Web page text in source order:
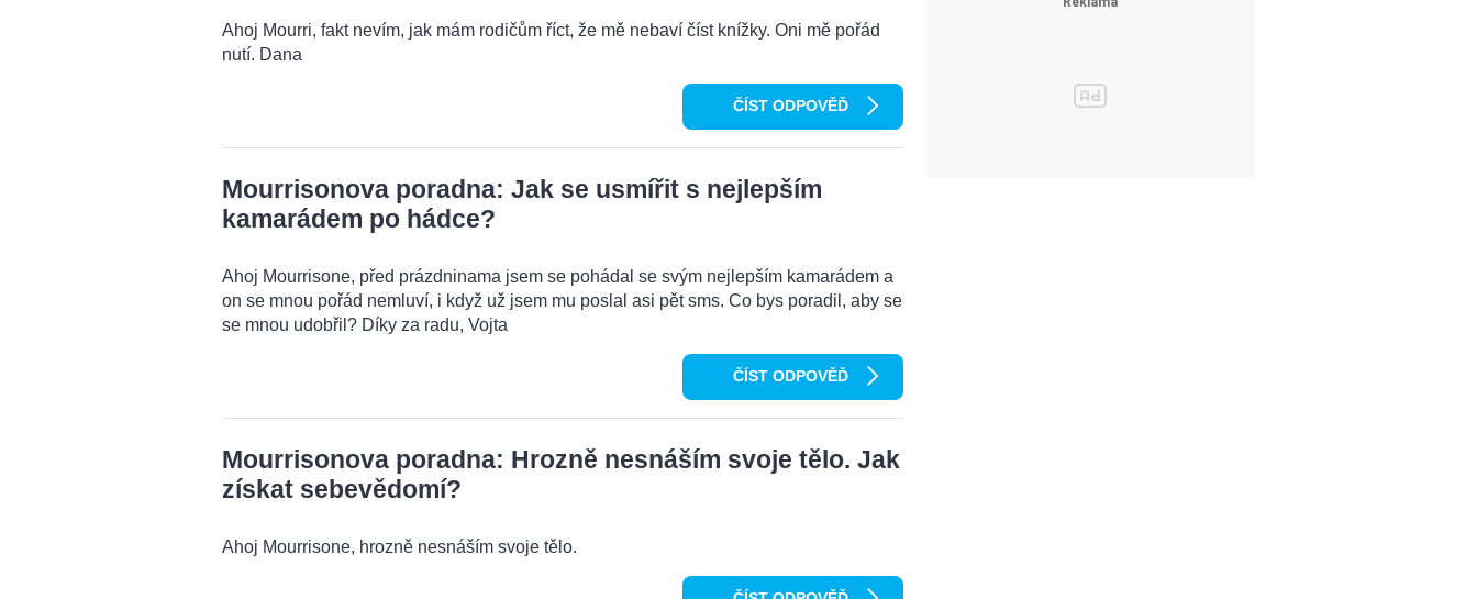
Ahoj Mourri, fakt nevím, jak mám rodičům říct, že mě nebaví číst knížky. Oni mě pořád
nutí. Dana
ČÍST ODPOVĚĎ
Mourrisonova poradna: Jak se usmířit s nejlepším
kamarádem po hádce?
Ahoj Mourrisone, před prázdninama jsem se pohádal se svým nejlepším kamarádem a
on se mnou pořád nemluví, i když už jsem mu poslal asi pět sms. Co bys poradil, aby se
se mnou udobřil? Díky za radu, Vojta
ČÍST ODPOVĚĎ
Mourrisonova poradna: Hrozně nesnáším svoje tělo. Jak
získat sebevědomí?
Ahoj Mourrisone, hrozně nesnáším svoje tělo.